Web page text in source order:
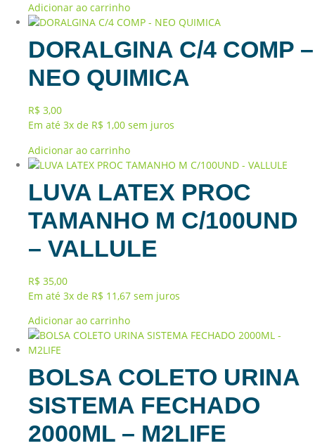
Adicionar ao carrinho
DORALGINA C/4 COMP –
NEO QUIMICA
R$ 3,00
Em até 3x de R$ 1,00 sem juros
Adicionar ao carrinho
LUVA LATEX PROC
TAMANHO M C/100UND
– VALLULE
R$ 35,00
Em até 3x de R$ 11,67 sem juros
Adicionar ao carrinho
BOLSA COLETO URINA
SISTEMA FECHADO
2000ML – M2LIFE